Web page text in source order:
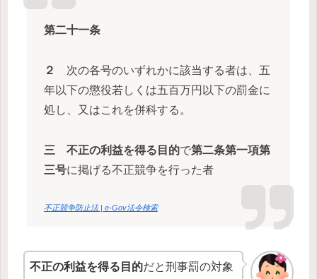
第二十一条
２
次の各号のいずれかに該当する者は、五
年以下の懲役若しくは五百万円以下の罰金に
処し、又はこれを併科する。
三 不正の利益を得る目的で第二条第一項第
三号に掲げる不正競争を行った者
不正競争防止法 | e-Gov法令検索
不正の利益を得る目的だと刑事罰の対象